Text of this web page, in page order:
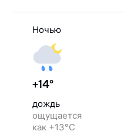
Ночью
+14°
дождь
ощущается
как +13°C